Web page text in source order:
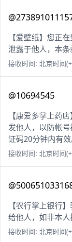
【爱壁纸】您正
泄露于他人，本条
接收时间: 北京时间
@10694545
【康爱多掌上药
发他人，以防帐
证码20分钟内有效
接收时间: 北京时间
【农行掌上银行
给他人，如非本人
接收时间: 北京时间